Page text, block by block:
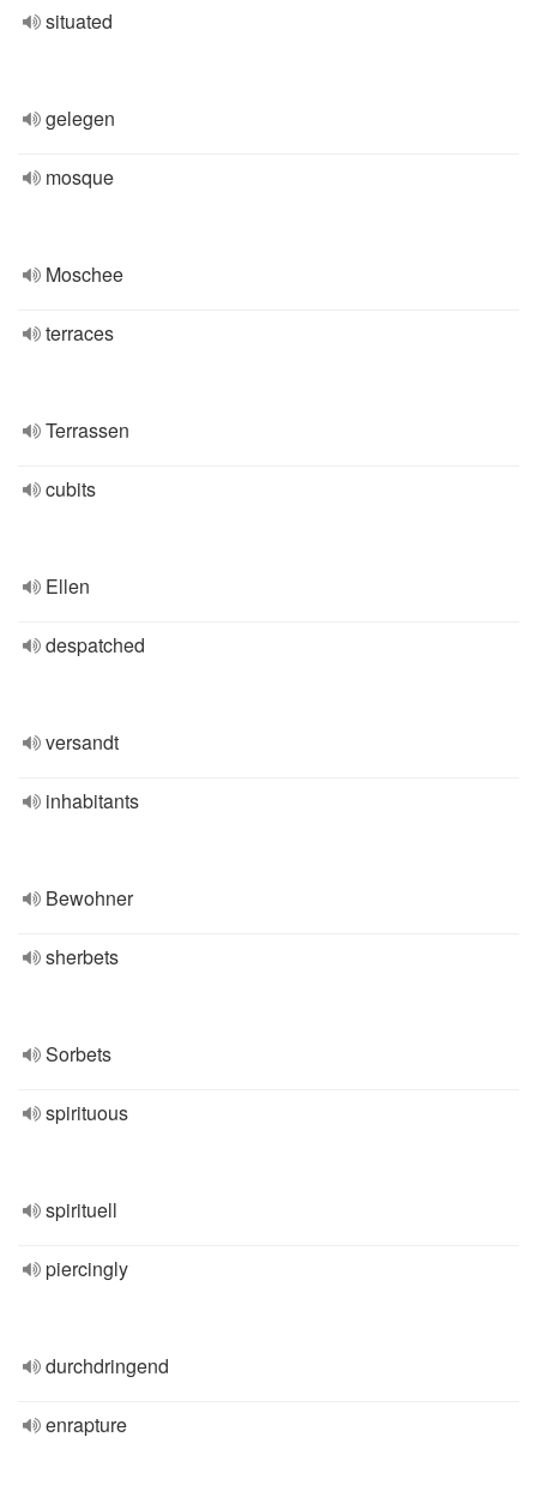
situated
gelegen
mosque
Moschee
terraces
Terrassen
cubits
Ellen
despatched
versandt
inhabitants
Bewohner
sherbets
Sorbets
spirituous
spirituell
piercingly
durchdringend
enrapture